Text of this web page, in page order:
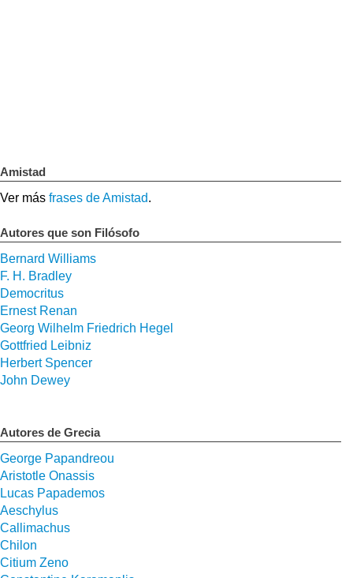
Amistad
Ver más frases de Amistad.
Autores que son Filósofo
Bernard Williams
F. H. Bradley
Democritus
Ernest Renan
Georg Wilhelm Friedrich Hegel
Gottfried Leibniz
Herbert Spencer
John Dewey
Autores de Grecia
George Papandreou
Aristotle Onassis
Lucas Papademos
Aeschylus
Callimachus
Chilon
Citium Zeno